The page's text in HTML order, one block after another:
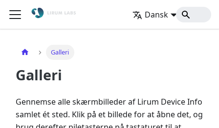
Dansk Hjem
Galleri
Galleri
Gennemse alle skærmbilleder af Lirum Device Info
samlet ét sted. Klik på et billede for at åbne det, og